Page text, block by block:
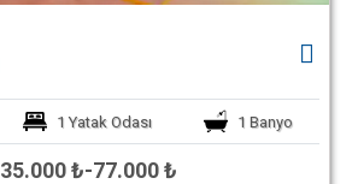
1 Yatak Odası 1 Banyo
35.000 ₺-77.000 ₺